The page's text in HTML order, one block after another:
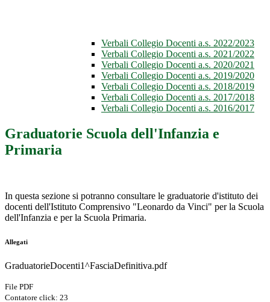
Verbali Collegio Docenti a.s. 2022/2023
Verbali Collegio Docenti a.s. 2021/2022
Verbali Collegio Docenti a.s. 2020/2021
Verbali Collegio Docenti a.s. 2019/2020
Verbali Collegio Docenti a.s. 2018/2019
Verbali Collegio Docenti a.s. 2017/2018
Verbali Collegio Docenti a.s. 2016/2017
Graduatorie Scuola dell'Infanzia e
Primaria
In questa sezione si potranno consultare le graduatorie d'istituto dei
docenti dell'Istituto Comprensivo "Leonardo da Vinci" per la Scuola
dell'Infanzia e per la Scuola Primaria.
Allegati
GraduatorieDocenti1^FasciaDefinitiva.pdf
File PDF
Contatore click: 23